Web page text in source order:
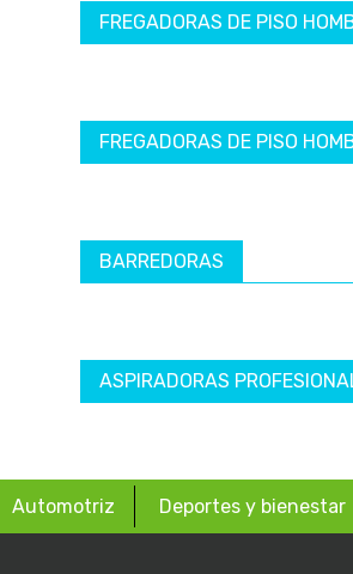
FREGADORAS DE PISO
FREGADORAS DE PISO
BARREDORAS
ASPIRADORAS
Automotriz Deportes y bienestar